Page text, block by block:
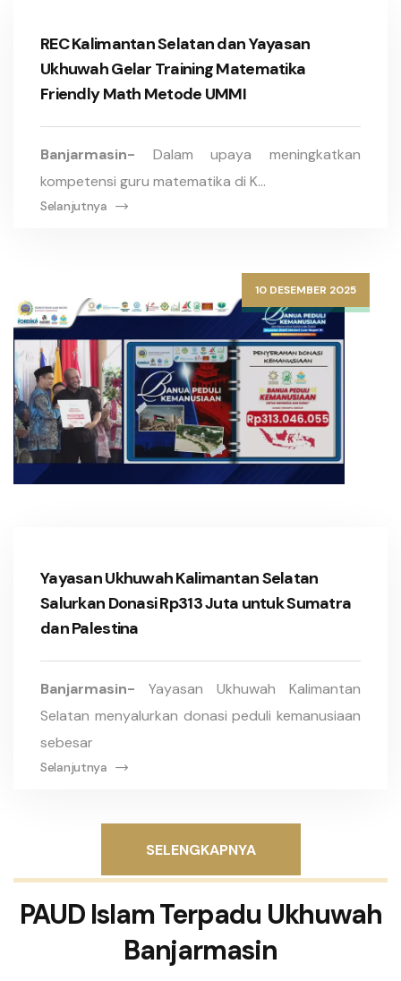
REC Kalimantan Selatan dan Yayasan
Ukhuwah Gelar Training Matematika
Friendly Math Metode UMMI
Banjarmasin- Dalam upaya meningkatkan
kompetensi guru matematika di K...
Selanjutnya
10 DESEMBER 2025
Yayasan Ukhuwah Kalimantan Selatan
Salurkan Donasi Rp313 Juta untuk Sumatra
dan Palestina
Banjarmasin- Yayasan Ukhuwah Kalimantan
Selatan menyalurkan donasi peduli kemanusiaan
sebesar
Selanjutnya
SELENGKAPNYA
PAUD Islam Terpadu Ukhuwah
Banjarmasin